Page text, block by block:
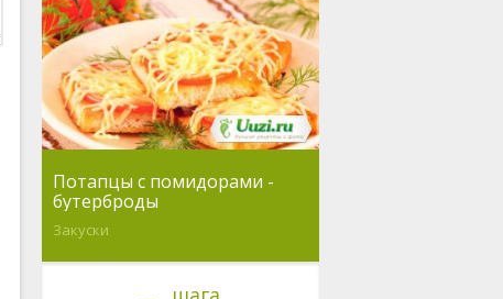
Потапцы с помидорами -
бутерброды
Закуски